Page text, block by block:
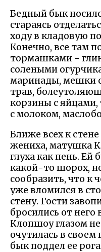
Бедный бык
стараясь
ходу в кладовую
Конечно, все там
тормашками -
солеными
маринады, мешки
трав,
корзины с
с молоком,
Ближе всех к
жениха, матушка
глуха как пень. Ей
какой-то шорох,
сообразить, что к
уже вломился в
стену. Гости
бросились от
Клопшоу глазом
очутилась в своем
бык поддел ее